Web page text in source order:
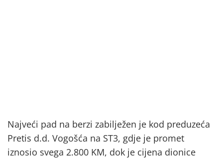
Najveći pad na berzi zabilježen je kod preduzeća
Pretis d.d. Vogošća na ST3, gdje je promet
iznosio svega 2.800 KM, dok je cijena dionice